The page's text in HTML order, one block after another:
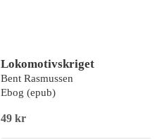
Lokomotivskriget
Bent Rasmussen
Ebog (epub)
49 kr